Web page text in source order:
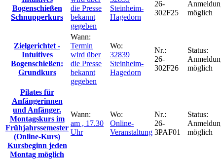
Bogenschießen
Schnupperkurs
die Presse
bekannt
gegeben
Steinheim-
Hagedorn
26-
302F25
möglich
Zielgerichtet -
Intuitives
Bogenschießen:
Grundkurs
Wann:
Termin
wird über
die Presse
bekannt
gegeben
Wo:
32839
Steinheim-
Hagedorn
Nr.:
26-
302F26
Status:
möglich
Pilates für
Anfängerinnen
und Anfänger.
Montagskurs im
Frühjahrssemester
(Online-Kurs)
Kursbeginn jeden
Montag möglich
Wann:
am , 17.30
Uhr
Wo:
Online-
Veranstaltung
Nr.:
26-
3PAF01
Status:
möglich